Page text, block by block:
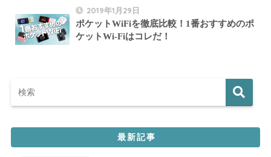
2019年1月29日
ポケットWiFiを徹底比較！1番おすすめのポ
ケットWi-Fiはコレだ！
最新記事